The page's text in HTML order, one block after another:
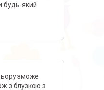
будь-який
зможе
з блузкою з